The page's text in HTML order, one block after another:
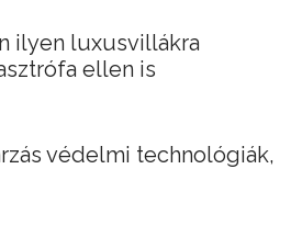
ilyen luxusvillákra
ellen is
védelmi technológiák,